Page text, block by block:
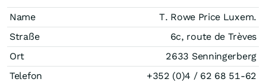
Name
T. Rowe Price Luxem.
Straße
6c, route de Trèves
Ort
2633 Senningerberg
Telefon
+352 (0)4 / 62 68 51-62